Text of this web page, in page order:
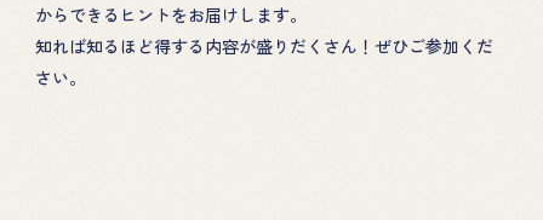
からできるヒントをお届けします。
知れば知るほど得する内容が盛りだくさん！ぜひご参加くだ
さい。